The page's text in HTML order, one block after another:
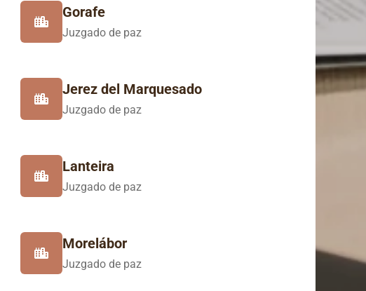
Gorafe
Juzgado de paz
Jerez del Marquesado
Juzgado de paz
Lanteira
Juzgado de paz
Morelábor
Juzgado de paz